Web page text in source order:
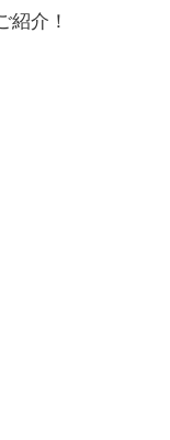
介！